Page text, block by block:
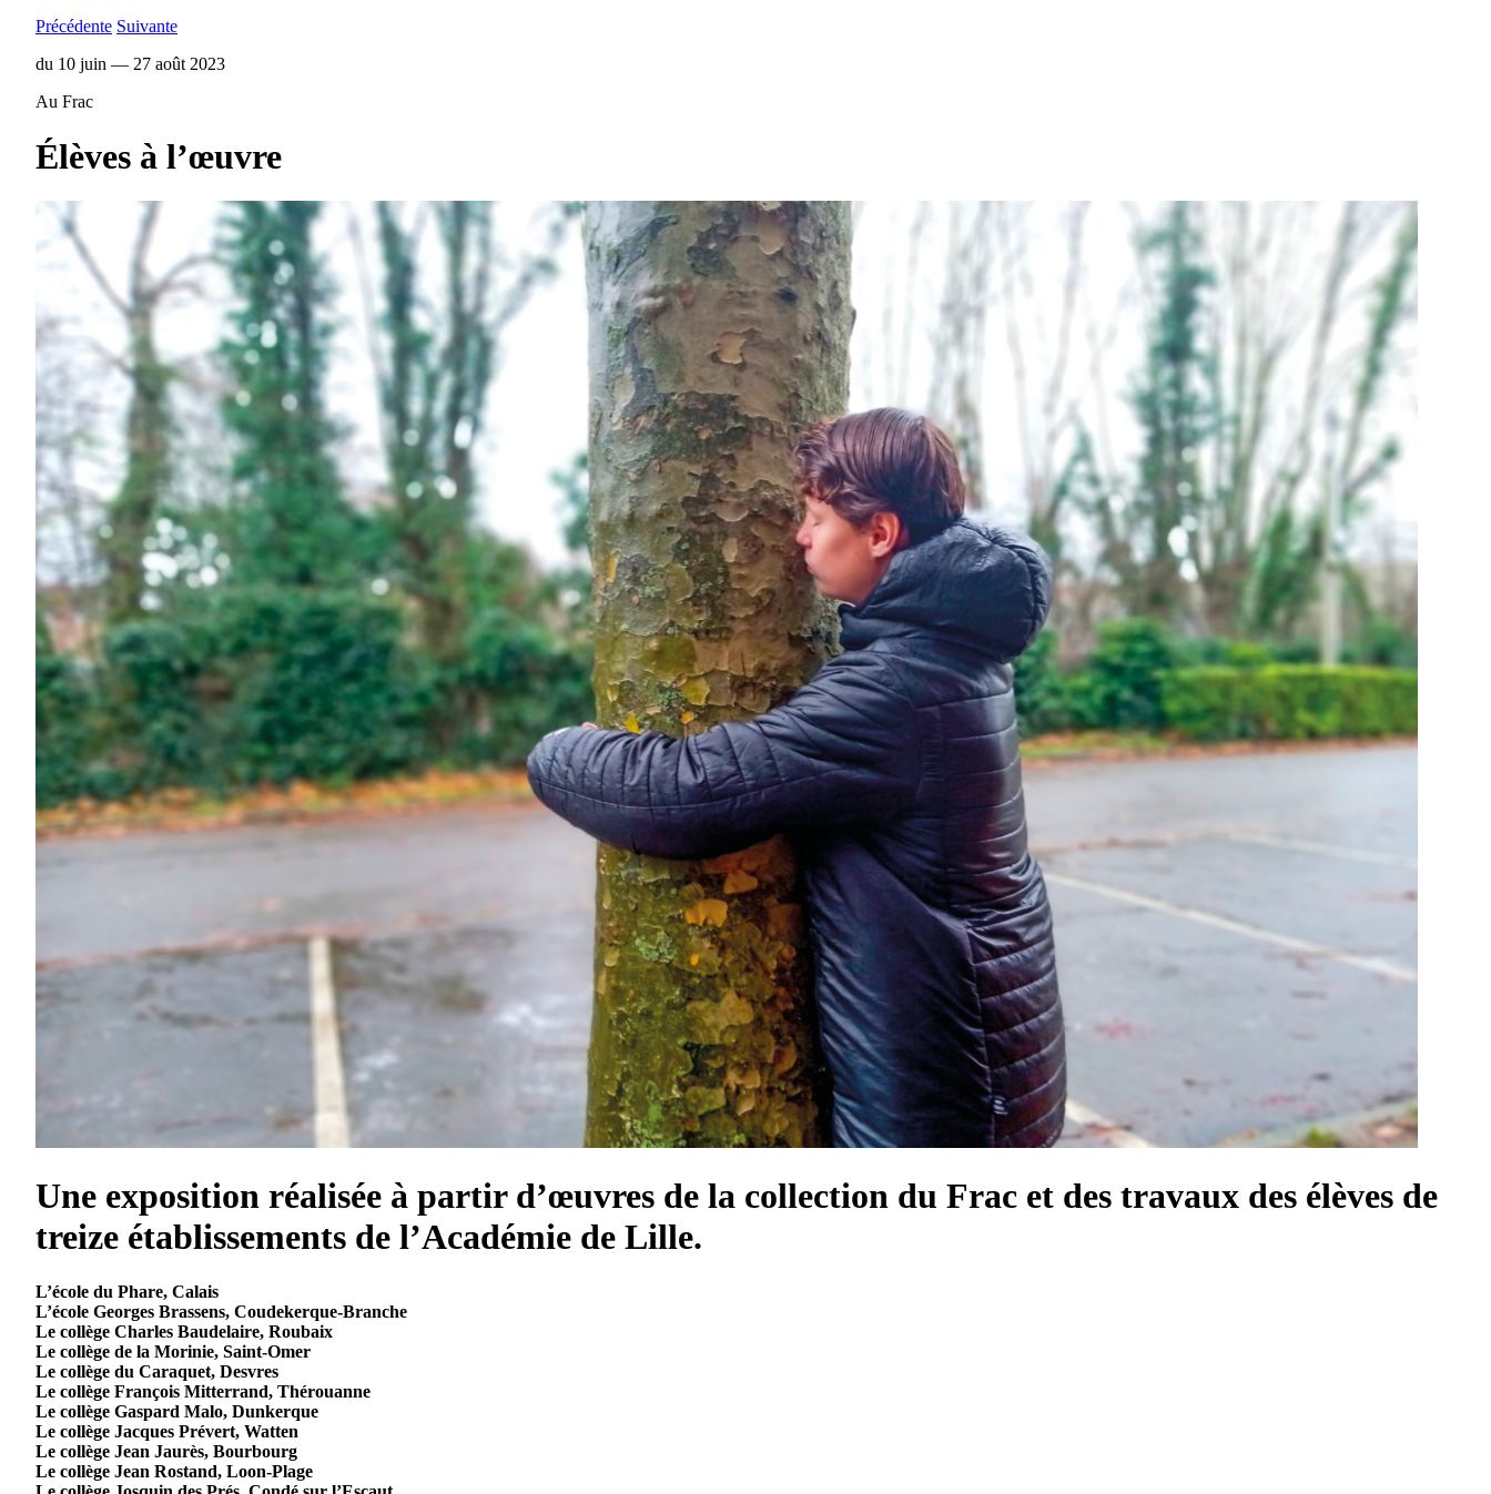
Précédente Suivante
du 10 juin — 27 août 2023
Au Frac
Élèves à l’œuvre
Une exposition réalisée à partir d’œuvres de la collection du Frac et des travaux des élèves de
treize établissements de l’Académie de Lille.
L’école du Phare, Calais
L’école Georges Brassens, Coudekerque-Branche
Le collège Charles Baudelaire, Roubaix
Le collège de la Morinie, Saint-Omer
Le collège du Caraquet, Desvres
Le collège François Mitterrand, Thérouanne
Le collège Gaspard Malo, Dunkerque
Le collège Jacques Prévert, Watten
Le collège Jean Jaurès, Bourbourg
Le collège Jean Rostand, Loon-Plage